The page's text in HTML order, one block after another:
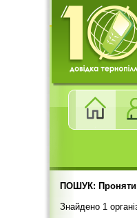
ПОШУК:
Знайдено 1